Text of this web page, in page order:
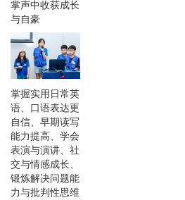
掌声中收获成长
与自豪
掌握实用日常英
语、口语表达更
自信、早期读写
能力提高、学会
表演与演讲、社
交与情感成长、
锻炼解决问题能
力与批判性思维